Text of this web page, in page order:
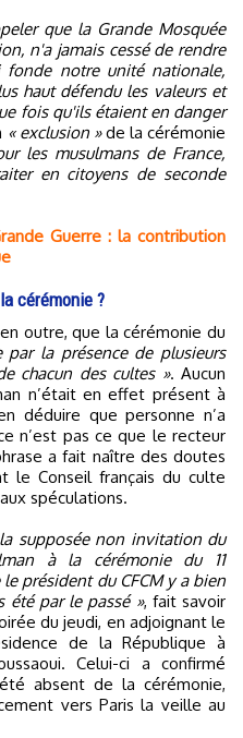
que la Grande Mosquée
n'a jamais cessé de rendre
notre unité nationale,
haut défendu les valeurs et
fois qu'ils étaient en danger
« exclusion »de la cérémonie
les musulmans de France,
en citoyens de seconde
Guerre : la contribution
cérémonie ?
par la présence de plusieurs
chacun des cultes ». Aucun
n’était en effet présent à
déduire que personne n’a
n’est pas ce que le recteur
a fait naître des doutes
le Conseil français du culte
spéculations.
supposée non invitation du
à la cérémonie du 11
président du CFCM y a bien
été par le passé », fait savoir
du jeudi, en adjoignant le
de la République à
Celui-ci a confirmé
absent de la cérémonie,
vers Paris la veille au